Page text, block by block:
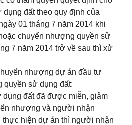
dụng đất theo quy định của
01 tháng 7 năm 2014 khi
chuyển nhượng quyền sử
7 năm 2014 trở về sau thì xử
nhượng dự án đầu tư
quyền sử dụng đất:
đất đã được miễn, giảm
nhượng và người nhận
thực hiện dự án thì người nhận